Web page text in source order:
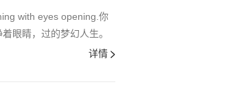
with eyes opening.你
眼睛，过的梦幻人生。
详情